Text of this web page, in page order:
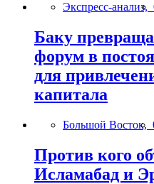
Экспресс-анализ,
Баку
форум в
для
капитала
Большой Восток,
Против кого
Исламабад и